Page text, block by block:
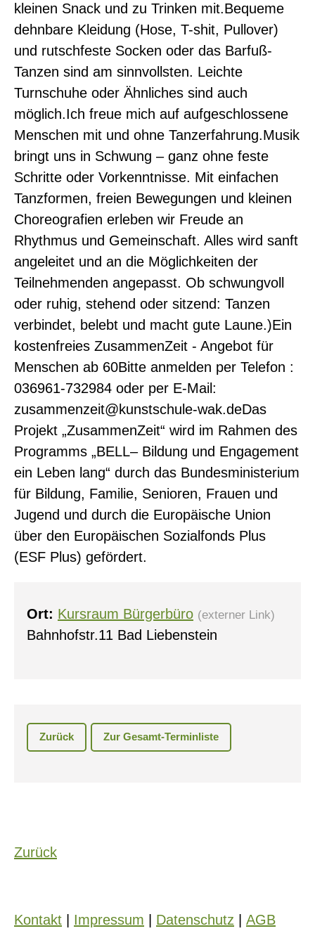
kleinen Snack und zu Trinken mit.Bequeme
dehnbare Kleidung (Hose, T-shit, Pullover)
und rutschfeste Socken oder das Barfuß-
Tanzen sind am sinnvollsten. Leichte
Turnschuhe oder Ähnliches sind auch
möglich.Ich freue mich auf aufgeschlossene
Menschen mit und ohne Tanzerfahrung.Musik
bringt uns in Schwung – ganz ohne feste
Schritte oder Vorkenntnisse. Mit einfachen
Tanzformen, freien Bewegungen und kleinen
Choreografien erleben wir Freude an
Rhythmus und Gemeinschaft. Alles wird sanft
angeleitet und an die Möglichkeiten der
Teilnehmenden angepasst. Ob schwungvoll
oder ruhig, stehend oder sitzend: Tanzen
verbindet, belebt und macht gute Laune.)Ein
kostenfreies ZusammenZeit - Angebot für
Menschen ab 60Bitte anmelden per Telefon :
036961-732984 oder per E-Mail:
zusammenzeit@kunstschule-wak.deDas
Projekt „ZusammenZeit“ wird im Rahmen des
Programms „BELL– Bildung und Engagement
ein Leben lang“ durch das Bundesministerium
für Bildung, Familie, Senioren, Frauen und
Jugend und durch die Europäische Union
über den Europäischen Sozialfonds Plus
(ESF Plus) gefördert.
Ort: Kursraum Bürgerbüro (externer Link)
Bahnhofstr.11 Bad Liebenstein
Zurück Zur Gesamt-Terminliste
Zurück
Kontakt Impressum Datenschutz AGB